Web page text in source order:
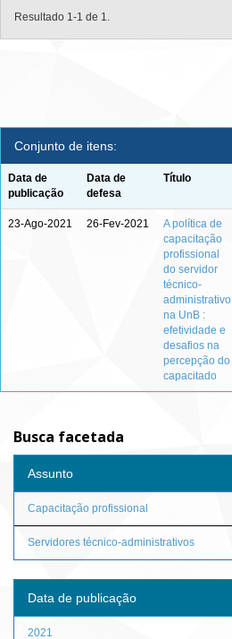
Resultado 1-1 de 1.
Conjunto de itens:
Data de
publicação
Data de
defesa
Título
23-Ago-2021 26-Fev-2021
A política de
capacitação
profissional
do servidor
técnico-
administrativo
na UnB :
efetividade e
desafios na
percepção do
capacitado
Busca facetada
Assunto
Capacitação profissional
Servidores técnico-administrativos
Data de publicação
2021